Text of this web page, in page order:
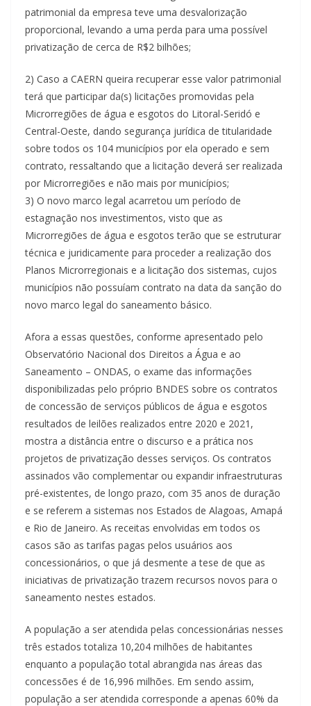
patrimonial da empresa teve uma desvalorização
proporcional, levando a uma perda para uma possível
privatização de cerca de R$2 bilhões;
2) Caso a CAERN queira recuperar esse valor patrimonial
terá que participar da(s) licitações promovidas pela
Microrregiões de água e esgotos do Litoral-Seridó e
Central-Oeste, dando segurança jurídica de titularidade
sobre todos os 104 municípios por ela operado e sem
contrato, ressaltando que a licitação deverá ser realizada
por Microrregiões e não mais por municípios;
3) O novo marco legal acarretou um período de
estagnação nos investimentos, visto que as
Microrregiões de água e esgotos terão que se estruturar
técnica e juridicamente para proceder a realização dos
Planos Microrregionais e a licitação dos sistemas, cujos
municípios não possuíam contrato na data da sanção do
novo marco legal do saneamento básico.
Afora a essas questões, conforme apresentado pelo
Observatório Nacional dos Direitos a Água e ao
Saneamento – ONDAS, o exame das informações
disponibilizadas pelo próprio BNDES sobre os contratos
de concessão de serviços públicos de água e esgotos
resultados de leilões realizados entre 2020 e 2021,
mostra a distância entre o discurso e a prática nos
projetos de privatização desses serviços. Os contratos
assinados vão complementar ou expandir infraestruturas
pré-existentes, de longo prazo, com 35 anos de duração
e se referem a sistemas nos Estados de Alagoas, Amapá
e Rio de Janeiro. As receitas envolvidas em todos os
casos são as tarifas pagas pelos usuários aos
concessionários, o que já desmente a tese de que as
iniciativas de privatização trazem recursos novos para o
saneamento nestes estados.
A população a ser atendida pelas concessionárias nesses
três estados totaliza 10,204 milhões de habitantes
enquanto a população total abrangida nas áreas das
concessões é de 16,996 milhões. Em sendo assim,
população a ser atendida corresponde a apenas 60% da